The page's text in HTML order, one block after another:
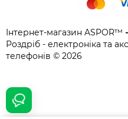
Інтернет-магазин
Роздріб - електроніка та
телефонів © 2026